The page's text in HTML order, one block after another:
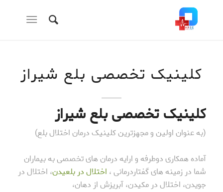
کلینیک تخصصی بلع شیراز
کلینیک تخصصی بلع شیراز
(به عنوان اولین و مجهزترین کلینیک درمان اختلال بلع)
آماده همکاری دوطرفه و ارایه درمان های تخصصی به بیماران
شما در زمینه های گفتاردرمانی ، اختلال در بلعیدن، اختلال در
جویدن، اختلال در مکیدن، آبریزش از دهان،